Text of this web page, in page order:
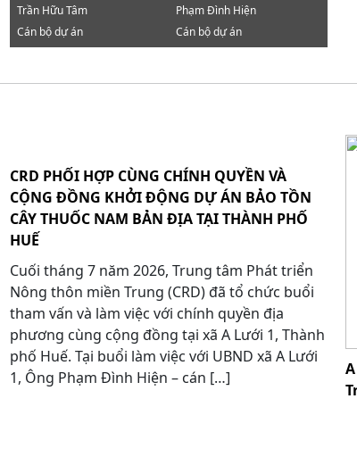
Trần Hữu Tâm
Cán bộ dự án
Phạm Đình Hiện
Cán bộ dự án
CRD PHỐI HỢP CÙNG CHÍNH QUYỀN VÀ
CỘNG ĐỒNG KHỞI ĐỘNG DỰ ÁN BẢO TỒN
CÂY THUỐC NAM BẢN ĐỊA TẠI THÀNH PHỐ
HUẾ
Cuối tháng 7 năm 2026, Trung tâm Phát triển
Nông thôn miền Trung (CRD) đã tổ chức buổi
tham vấn và làm việc với chính quyền địa
phương cùng cộng đồng tại xã A Lưới 1, Thành
phố Huế. Tại buổi làm việc với UBND xã A Lưới
1, Ông Phạm Đình Hiện – cán […]